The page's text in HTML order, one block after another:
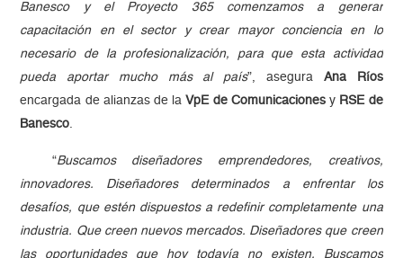
Banesco y el Proyecto 365 comenzamos a generar
capacitación en el sector y crear mayor conciencia en lo
necesario de la profesionalización, para que esta actividad
pueda aportar mucho más al país”, asegura Ana Ríos
encargada de alianzas de la VpE de Comunicacionesy RSE de
Banesco.
“Buscamos diseñadores emprendedores, creativos,
innovadores. Diseñadores determinados a enfrentar los
desafíos, que estén dispuestos a redefinir completamente una
industria. Que creen nuevos mercados. Diseñadores que creen
las oportunidades que hoy todavía no existen. Buscamos